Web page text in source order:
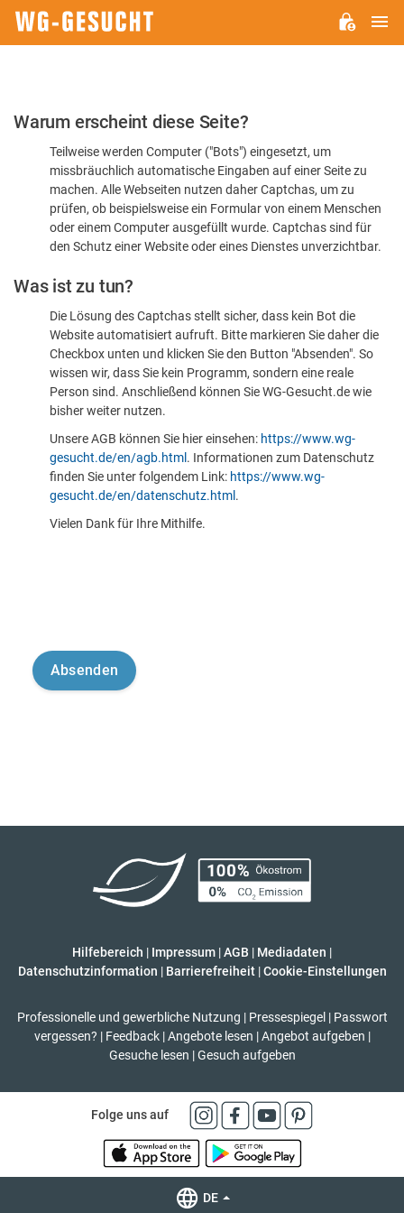
Bitte
dass
sind
Warum erscheint diese Seite?
Teilweise werden Computer ("Bots") eingesetzt, um
missbräuchlich automatische Eingaben auf einer Seite zu
machen. Alle Webseiten nutzen daher Captchas, um zu
prüfen, ob beispielsweise ein Formular von einem Menschen
oder einem Computer ausgefüllt wurde. Captchas sind für
den Schutz einer Website oder eines Dienstes unverzichtbar.
Was ist zu tun?
Die Lösung des Captchas stellt sicher, dass kein Bot die
Website automatisiert aufruft. Bitte markieren Sie daher die
Checkbox unten und klicken Sie den Button "Absenden". So
wissen wir, dass Sie kein Programm, sondern eine reale
Person sind. Anschließend können Sie WG-Gesucht.de wie
bisher weiter nutzen.
Unsere AGB können Sie hier einsehen: https://www.wg-
gesucht.de/en/agb.html . Informationen zum Datenschutz
finden Sie unter folgendem Link: https://www.wg-
gesucht.de/en/datenschutz.html .
Vielen Dank für Ihre Mithilfe.
Hilfebereich | Impressum |AGB | Mediadaten |
Datenschutzinformation | Barrierefreiheit | Cookie-Einstellungen
Professionelle und gewerbliche Nutzung | Pressespiegel | Passwort
vergessen? | Feedback | Angebote lesen | Angebot aufgeben |
Gesuche lesen | Gesuch aufgeben
Folge uns auf
DE